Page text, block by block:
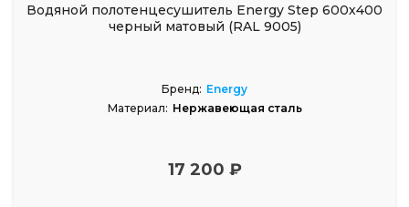
Водяной полотенцесушитель Energy Step 600х400
черный матовый (RAL 9005)
Бренд: Energy
Материал: Нержавеющая сталь
17 200 ₽